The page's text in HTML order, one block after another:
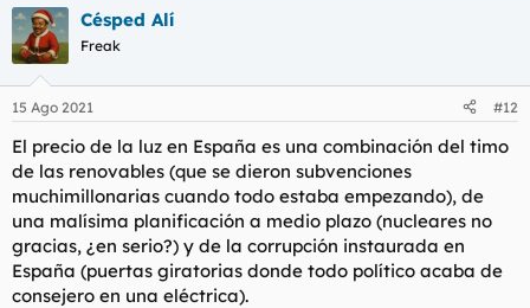
Nada parece desgastar a este gobierno. Nada parece hacer
saltar por los aires toda la fachada de escombro y mentiras
con la que se sostiene. Medios maniatados, cadenas
compradas, sindicatos paniaguados y la calle a buen recaudo
de manis de octogenarios con taca taca exigiendo salvar
patrias y dimisiones que no llegan.
La psoe no lo oculta. Son sus ojos los que permanecen cegados
por la progaganda. Lo terrible es que a las pérdidas de la
pandemia se sumarán las perdidas por gasto eléctrico. Llegara
el megawatio a 200 dolares??
Nadie se rebela ante el poder omnípodo del psicópata de la
Moncloa. El doctor cum fraundenland
Césped Alí
Freak
15 Ago 2021 #12
El precio de la luz en España es una combinación del timo
de las renovables (que se dieron subvenciones
muchimillonarias cuando todo estaba empezando), de
una malísima planificación a medio plazo (nucleares no
gracias, ¿en serio?) y de la corrupción instaurada en
España (puertas giratorias donde todo político acaba de
consejero en una eléctrica).